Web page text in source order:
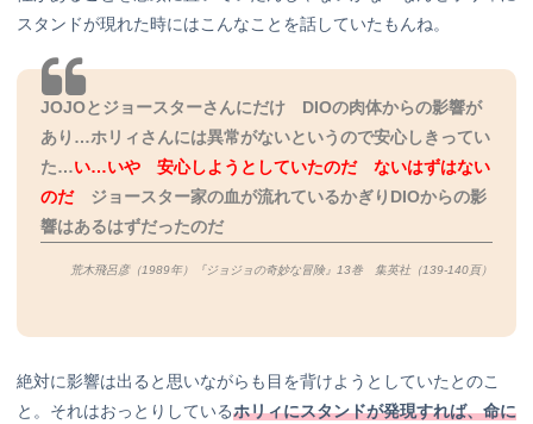
スタンドが現れた時にはこんなことを話していたもんね。
JOJOとジョースターさんにだけ DIOの肉体からの影響が
あり…ホリィさんには異常がないというので安心しきってい
た…い…いや 安心しようとしていたのだ ないはずはない
のだジョースター家の血が流れているかぎりDIOからの影
響はあるはずだったのだ
荒木飛呂彦（1989年）『ジョジョの奇妙な冒険』13巻 集英社（139-140頁）
絶対に影響は出ると思いながらも目を背けようとしていたとのこ
と。それはおっとりしているホリィにスタンドが発現すれば、命に